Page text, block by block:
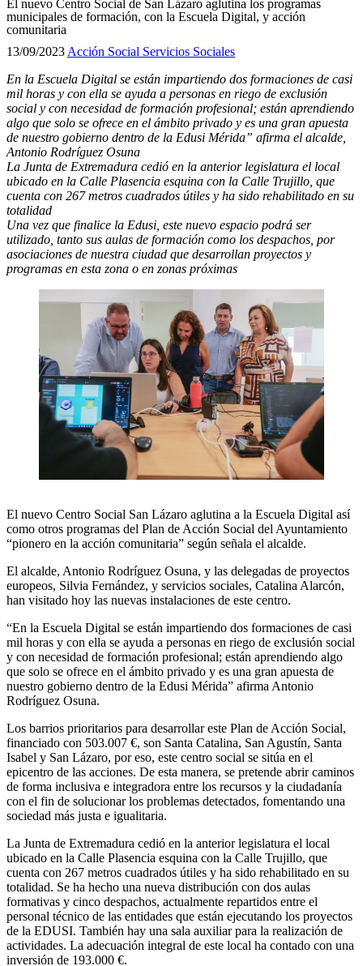
El nuevo Centro Social de San Lázaro aglutina los programas
municipales de formación, con la Escuela Digital, y acción
comunitaria
13/09/2023Acción Social Servicios Sociales
En la Escuela Digital se están impartiendo dos formaciones de casi
mil horas y con ella se ayuda a personas en riego de exclusión
social y con necesidad de formación profesional; están aprendiendo
algo que solo se ofrece en el ámbito privado y es una gran apuesta
de nuestro gobierno dentro de la Edusi Mérida” afirma el alcalde,
Antonio Rodríguez Osuna
La Junta de Extremadura cedió en la anterior legislatura el local
ubicado en la Calle Plasencia esquina con la Calle Trujillo, que
cuenta con 267 metros cuadrados útiles y ha sido rehabilitado en su
totalidad
Una vez que finalice la Edusi, este nuevo espacio podrá ser
utilizado, tanto sus aulas de formación como los despachos, por
asociaciones de nuestra ciudad que desarrollan proyectos y
programas en esta zona o en zonas próximas
El nuevo Centro Social San Lázaro aglutina a la Escuela Digital así
como otros programas del Plan de Acción Social del Ayuntamiento
“pionero en la acción comunitaria” según señala el alcalde.
El alcalde, Antonio Rodríguez Osuna, y las delegadas de proyectos
europeos, Silvia Fernández, y servicios sociales, Catalina Alarcón,
han visitado hoy las nuevas instalaciones de este centro.
“En la Escuela Digital se están impartiendo dos formaciones de casi
mil horas y con ella se ayuda a personas en riego de exclusión social
y con necesidad de formación profesional; están aprendiendo algo
que solo se ofrece en el ámbito privado y es una gran apuesta de
nuestro gobierno dentro de la Edusi Mérida” afirma Antonio
Rodríguez Osuna.
Los barrios prioritarios para desarrollar este Plan de Acción Social,
financiado con 503.007 €, son Santa Catalina, San Agustín, Santa
Isabel y San Lázaro, por eso, este centro social se sitúa en el
epicentro de las acciones. De esta manera, se pretende abrir caminos
de forma inclusiva e integradora entre los recursos y la ciudadanía
con el fin de solucionar los problemas detectados, fomentando una
sociedad más justa e igualitaria.
La Junta de Extremadura cedió en la anterior legislatura el local
ubicado en la Calle Plasencia esquina con la Calle Trujillo, que
cuenta con 267 metros cuadrados útiles y ha sido rehabilitado en su
totalidad. Se ha hecho una nueva distribución con dos aulas
formativas y cinco despachos, actualmente repartidos entre el
personal técnico de las entidades que están ejecutando los proyectos
de la EDUSI. También hay una sala auxiliar para la realización de
actividades. La adecuación integral de este local ha contado con una
inversión de 193.000 €.